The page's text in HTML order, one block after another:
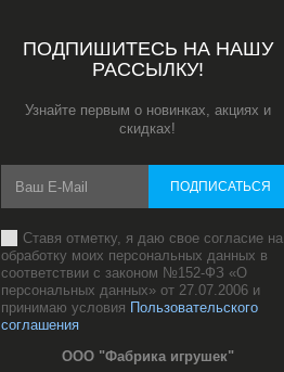
ПОДПИШИТЕСЬ НА НАШУ
РАССЫЛКУ!
Узнайте первым о новинках, акциях и
скидках!
Ставя отметку, я даю свое согласие на
обработку моих персональных данных в
соответствии с законом №152-ФЗ «О
персональных данных» от 27.07.2006 и
принимаю условия Пользовательского
соглашения
ПОДПИСАТЬСЯ
ООО "Фабрика игрушек"